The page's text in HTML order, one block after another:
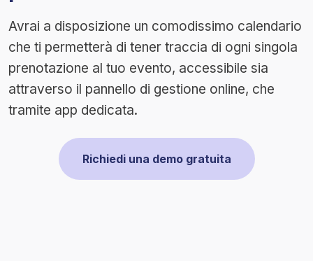
Avrai a disposizione un comodissimo calendario
che ti permetterà di tener traccia di ogni singola
prenotazione al tuo evento, accessibile sia
attraverso il pannello di gestione online, che
tramite app dedicata.
Richiedi una demo gratuita